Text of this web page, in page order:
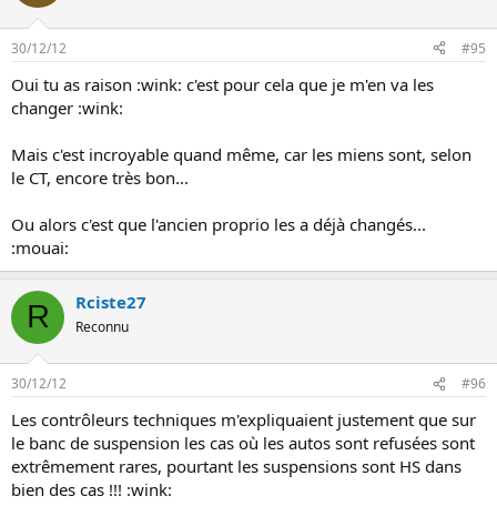
30/12/12 #95
Oui tu as raison :wink: c'est pour cela que je m'en va les
changer :wink:
Mais c'est incroyable quand même, car les miens sont, selon
le CT, encore très bon...
Ou alors c'est que l'ancien proprio les a déjà changés...
:mouai:
R Rciste27
Reconnu
30/12/12 #96
Les contrôleurs techniques m'expliquaient justement que sur
le banc de suspension les cas où les autos sont refusées sont
extrêmement rares, pourtant les suspensions sont HS dans
bien des cas !!! :wink: